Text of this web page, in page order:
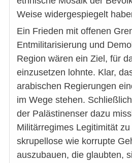
Weise widergespiegelt
Ein Frieden mit offenen
Entmilitarisierung und
Region wären ein Ziel, für
einzusetzen lohnte. Klar,
arabischen Regierungen
im Wege stehen.
der Palästinenser dazu
Militärregimes Legitimität
skrupellose wie korrupte
auszubauen, die glaubten,